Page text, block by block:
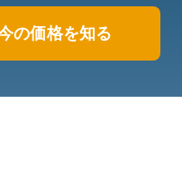
の価格を知る